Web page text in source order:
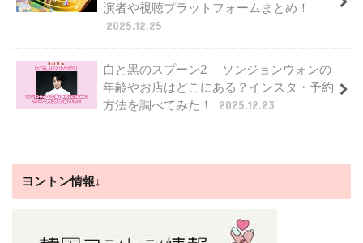
演者や視聴プラットフォームまとめ！
2025.12.25
白と黒のスプーン2 ｜ソンジョンウォンの
年齢やお店はどこにある？インスタ・予約
方法を調べてみた！
2025.12.23
ヨントン情報↓